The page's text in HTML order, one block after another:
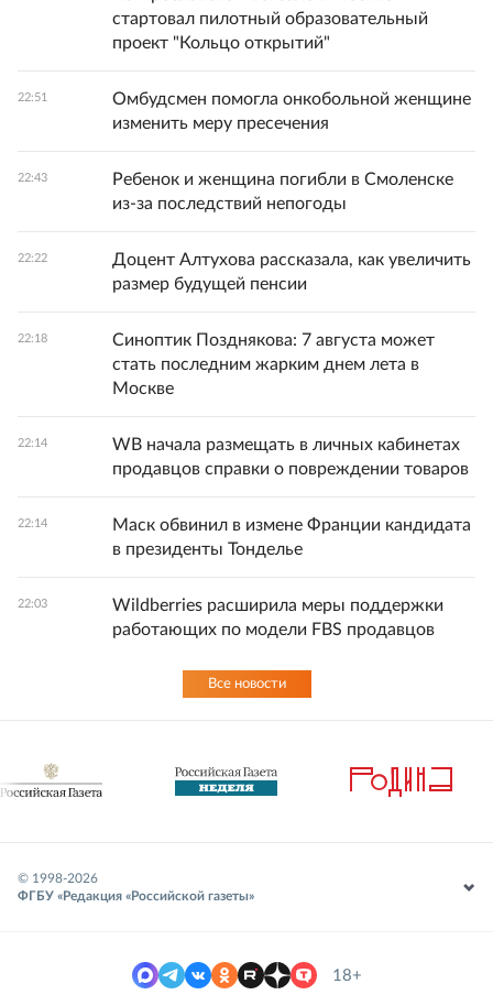
стартовал пилотный образовательный
проект "Кольцо открытий"
22:51
Омбудсмен помогла онкобольной женщине
изменить меру пресечения
22:43
Ребенок и женщина погибли в Смоленске
из-за последствий непогоды
22:22
Доцент Алтухова рассказала, как увеличить
размер будущей пенсии
22:18
Синоптик Позднякова: 7 августа может
стать последним жарким днем лета в
Москве
22:14
WB начала размещать в личных кабинетах
продавцов справки о повреждении товаров
22:14
Маск обвинил в измене Франции кандидата
в президенты Тонделье
22:03
Wildberries расширила меры поддержки
работающих по модели FBS продавцов
Все новости
© 1998-2026
ФГБУ «Редакция «Российской газеты»
18+